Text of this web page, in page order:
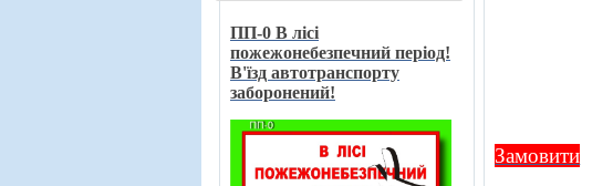
Замовити
ПП-0 В лici
пожежонебезпечний перiод!
В'їзд автотранспорту
заборонений!